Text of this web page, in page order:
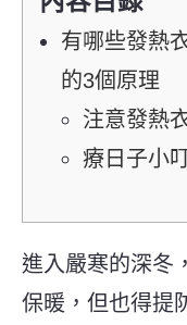
有哪些發熱
的3個原理
注意發熱
療日子小
進入嚴寒的深冬
保暖，但也得提